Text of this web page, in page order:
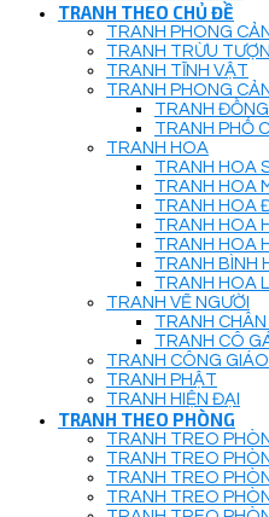
TRANH THEO CHỦ ĐỀ
TRANH PHONG
TRANH TRỪU
TRANH TĨNH VẬT
TRANH PHONG
TRANH
TRANH PHỐ
TRANH HOA
TRANH HOA
TRANH HOA
TRANH HOA
TRANH HOA
TRANH HOA
TRANH BÌNH
TRANH HOA
TRANH VẼ NGƯỜI
TRANH CHÂN
TRANH CÔ
TRANH CÔNG GIÁO
TRANH PHẬT
TRANH HIỆN ĐẠI
TRANH THEO PHÒNG
TRANH TREO
TRANH TREO
TRANH TREO
TRANH TREO